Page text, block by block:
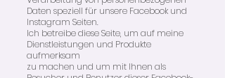
Daten speziell für unsere Facebook und
Instagram Seiten.
Ich betreibe diese Seite, um auf meine
Dienstleistungen und Produkte
aufmerksam
zu machen und um mit Ihnen als